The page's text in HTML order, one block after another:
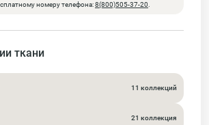
номеру телефона:8(800)505-37-20
ткани
11 коллекций
21 коллекция